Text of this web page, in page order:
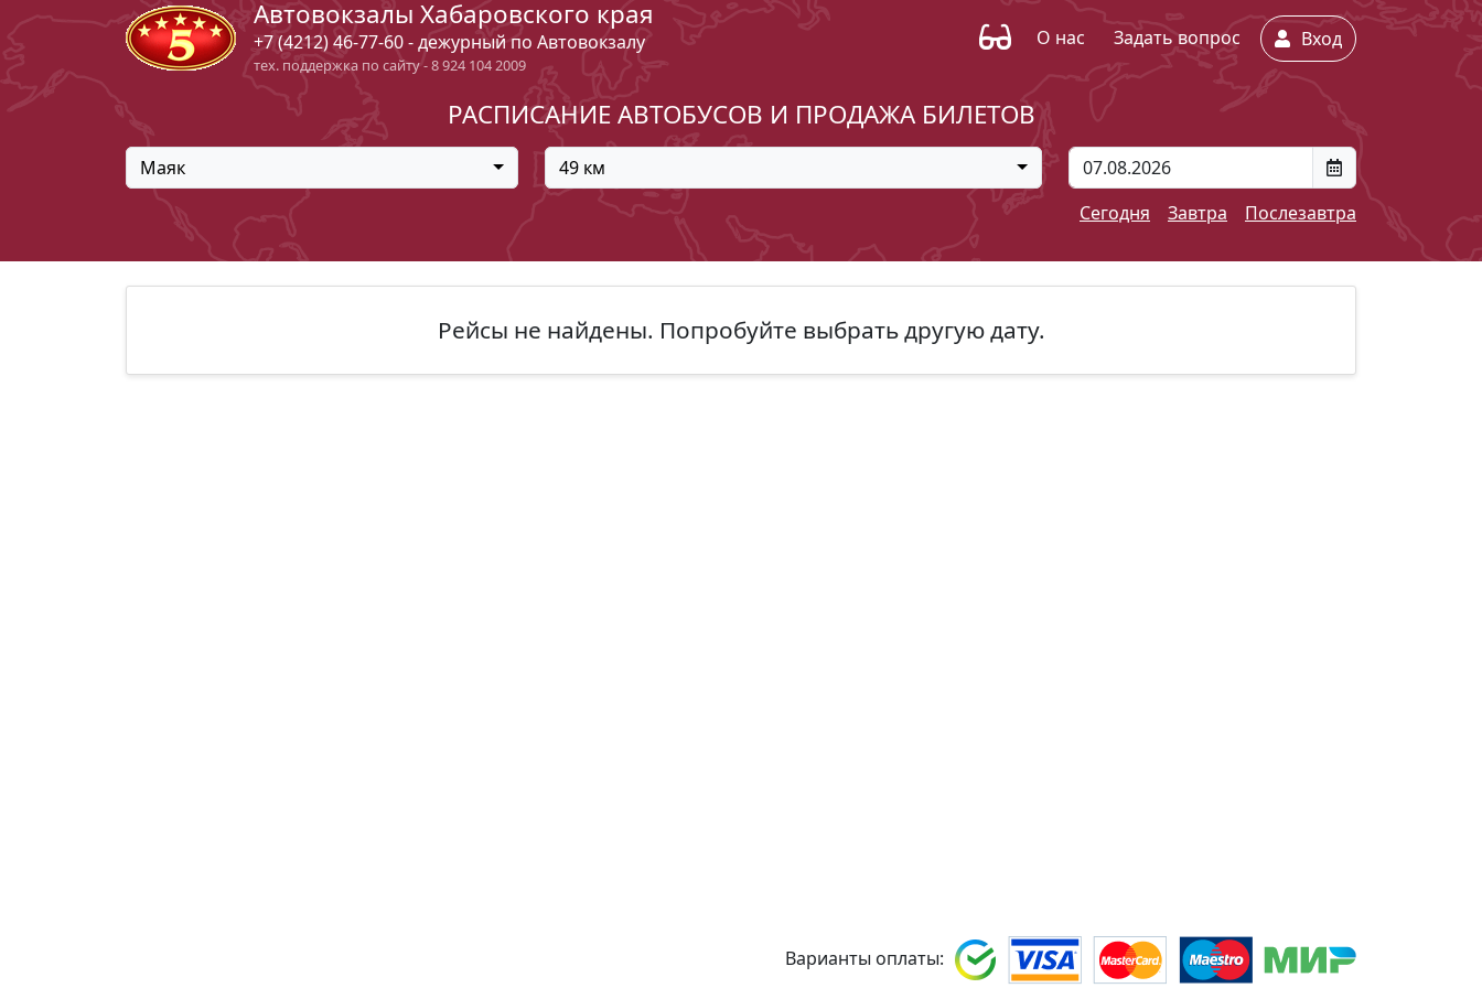
Автовокзалы Хабаровского края
+7 (4212) 46-77-60 - дежурный по Автовокзалу
тех. поддержка по сайту - 8 924 104 2009
О нас Задать вопрос Вход
РАСПИСАНИЕ АВТОБУСОВ И ПРОДАЖА БИЛЕТОВ
Маяк
49 км
Сегодня
Завтра Послезавтра
Рейсы не найдены. Попробуйте выбрать другую дату.
Варианты оплаты: